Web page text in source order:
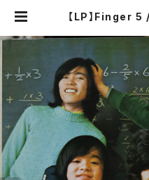
【LP】Finger